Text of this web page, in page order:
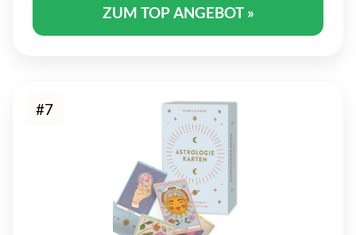
ZUM TOP ANGEBOT »
#7